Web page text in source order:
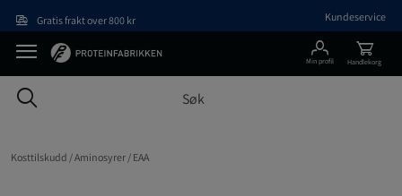
Gratis frakt over 800 kr Kundeservice
Min profil Handlekorg
Kosttilskudd /Aminosyrer / EAA